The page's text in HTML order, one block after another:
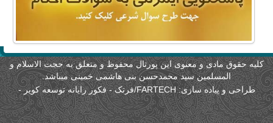
حقوق مادی و معنوی این پورتال محفوظ و متعلق به حجت الاسلام و
المسلمین سید محمدحسن بنی هاشمی خمینی میباشد.
طراحی و پیاده سازی:FARTECH/فرتک - فکور رایانه توسعه کویر -